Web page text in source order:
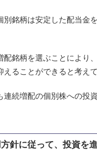
別銘柄は安定した配当金
配銘柄を選ぶことにより
えることができると考えて
連続増配の個別株への投
針に従って、投資を